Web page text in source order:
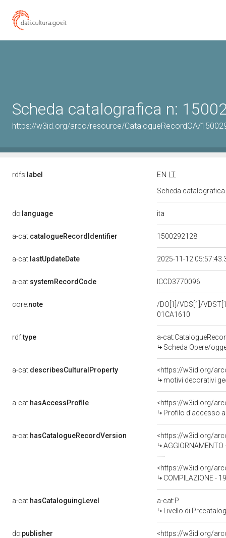
Scheda catalografica n:
https://w3id.org/arco/resource/CatalogueRecordOA/
rdfs: label EN
IT
Scheda
dc: language ita
a-cat:catalogueRecordIdentifier 1500292128
a-cat: lastUpdateDate 2025-11-12
a-cat:systemRecordCode ICCD3770096
core:note
/DO[1]/VDS[1]/
01CA1610
rdf:type
a-
Scheda Opere/
a-cat:describesCulturalProperty
<https://w3id.org/
motivi decorativi
a-cat:hasAccessProfile
<https://w3id.org/
Profilo d'accesso
a-cat:hasCatalogueRecordVersion
<https://w3id.org/
AGGIORNAMENTO
<https://w3id.org/
COMPILAZIONE -
a-cat:hasCataloguingLevel
a-cat:P
Livello di
dc:publisher
<https://w3id.org/